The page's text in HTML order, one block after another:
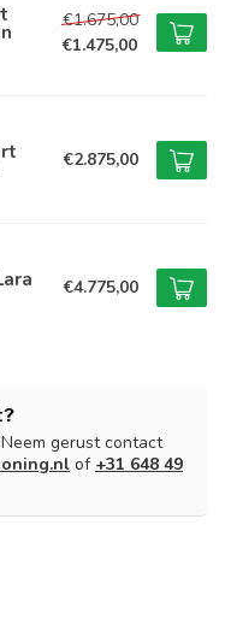
€1.675,00
€1.475,00
€2.875,00
€4.775,00
gerust contact
of +31 648 49